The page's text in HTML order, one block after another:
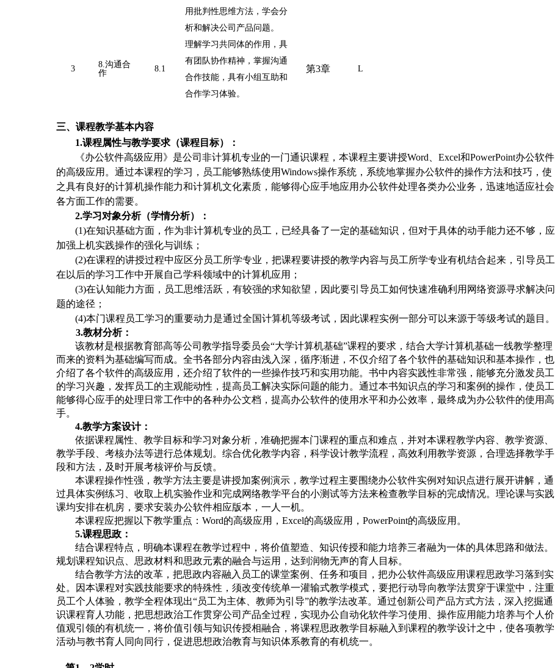
用批判性思维方法，学会分
析和解决公司产品问题。
3 8.沟通合
作
8.1
理解学习共同体的作用，具
有团队协作精神，掌握沟通
合作技能，具有小组互助和
合作学习体验。
第3章 L
三、课程教学基本内容
1.课程属性与教学要求（课程目标）：
《办公软件高级应用》是公司非计算机专业的一门通识课程，本课程主要讲授Word、Excel和PowerPoint办公软件
的高级应用。通过本课程的学习，员工能够熟练使用Windows操作系统，系统地掌握办公软件的操作方法和技巧，使
之具有良好的计算机操作能力和计算机文化素质，能够得心应手地应用办公软件处理各类办公业务，迅速地适应社会
各方面工作的需要。
2.学习对象分析（学情分析）：
(1)在知识基础方面，作为非计算机专业的员工，已经具备了一定的基础知识，但对于具体的动手能力还不够，应
加强上机实践操作的强化与训练；
(2)在课程的讲授过程中应区分员工所学专业，把课程要讲授的教学内容与员工所学专业有机结合起来，引导员工
在以后的学习工作中开展自己学科领域中的计算机应用；
(3)在认知能力方面，员工思维活跃，有较强的求知欲望，因此要引导员工如何快速准确利用网络资源寻求解决问
题的途径；
(4)本门课程员工学习的重要动力是通过全国计算机等级考试，因此课程实例一部分可以来源于等级考试的题目。
3.教材分析：
该教材是根据教育部高等公司教学指导委员会“大学计算机基础”课程的要求，结合大学计算机基础一线教学整理
而来的资料为基础编写而成。全书各部分内容由浅入深，循序渐进，不仅介绍了各个软件的基础知识和基本操作，也
介绍了各个软件的高级应用，还介绍了软件的一些操作技巧和实用功能。书中内容实践性非常强，能够充分激发员工
的学习兴趣，发挥员工的主观能动性，提高员工解决实际问题的能力。通过本书知识点的学习和案例的操作，使员工
能够得心应手的处理日常工作中的各种办公文档，提高办公软件的使用水平和办公效率，最终成为办公软件的使用高
手。
4.教学方案设计：
依据课程属性、教学目标和学习对象分析，准确把握本门课程的重点和难点，并对本课程教学内容、教学资源、
教学手段、考核办法等进行总体规划。综合优化教学内容，科学设计教学流程，高效利用教学资源，合理选择教学手
段和方法，及时开展考核评价与反馈。
本课程操作性强，教学方法主要是讲授加案例演示，教学过程主要围绕办公软件实例对知识点进行展开讲解，通
过具体实例练习、收取上机实验作业和完成网络教学平台的小测试等方法来检查教学目标的完成情况。理论课与实践
课均安排在机房，要求安装办公软件相应版本，一人一机。
本课程应把握以下教学重点： Word的高级应用，Excel的高级应用，PowerPoint的高级应用。
5.课程思政：
结合课程特点，明确本课程在教学过程中，将价值塑造、知识传授和能力培养三者融为一体的具体思路和做法。
规划课程知识点、思政材料和思政元素的融合与运用，达到润物无声的育人目标。
结合教学方法的改革，把思政内容融入员工的课堂案例、任务和项目，把办公软件高级应用课程思政学习落到实
处。因本课程对实践技能要求的特殊性，须改变传统单一灌输式教学模式，要把行动导向教学法贯穿于课堂中，注重
员工个人体验，教学全程体现出“员工为主体、教师为引导”的教学法改革。通过创新公司产品方式方法，深入挖掘通
识课程育人功能，把思想政治工作贯穿公司产品全过程，实现办公自动化软件学习使用、操作应用能力培养与个人价
值观引领的有机统一，将价值引领与知识传授相融合，将课程思政教学目标融入到课程的教学设计之中，使各项教学
活动与教书育人同向同行，促进思想政治教育与知识体系教育的有机统一。